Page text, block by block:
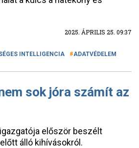
2025. ÁPRILIS 25. 09:37
INTELLIGENCIA ADATVÉDELEM
sok jóra számít az
először beszélt
álló kihívásokról.